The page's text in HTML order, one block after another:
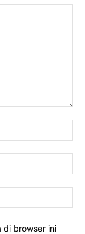
di browser ini